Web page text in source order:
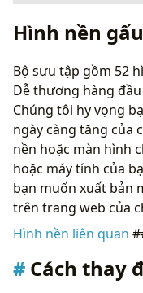
Hình nền
Bộ sưu tập gồm 52
Dễ thương hàng
Chúng tôi hy vọng
ngày càng tăng của
nền hoặc màn hình
hoặc máy tính của
bạn muốn xuất bản
trên trang web của
Hình nền liên quan
Cách thay